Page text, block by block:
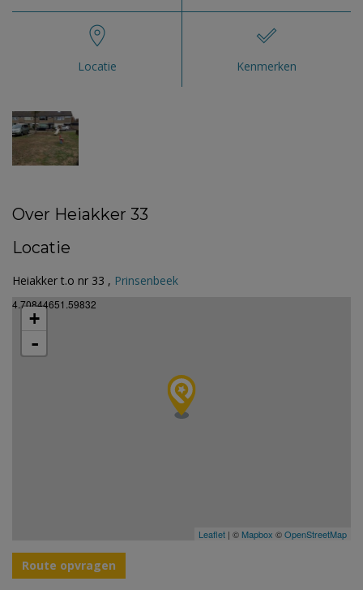
Locatie Kenmerken
Over Heiakker 33
Locatie
Heiakker t.o nr 33 , Prinsenbeek
4.70844651.59832
+
-
Leaflet | © Mapbox ©OpenStreetMap
Route opvragen